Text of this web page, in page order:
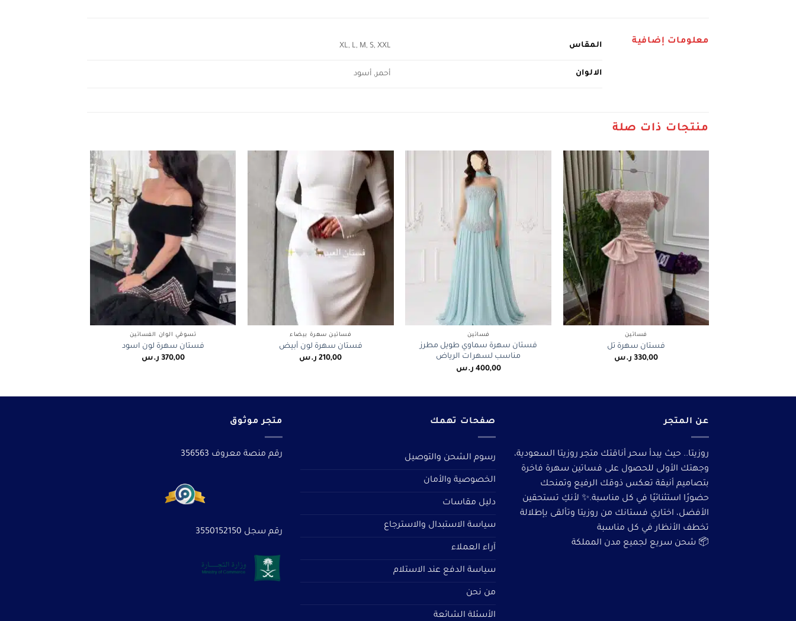
معلومات إضافية المقاس XL, L, M, S, XXL
الالوان أحمر, أسود
منتجات ذات صلة
+
فساتين
فستان سهرة تل
330,00 ر.س
فساتين
فستان سهرة سماوي طويل مطرز
مناسب لسهرات الرياض
400,00 ر.س
فساتين سهرة بيضاء
فستان سهرة لون أبيض
210,00 ر.س
تسوقي الوان الفساتين
فستان سهرة لون اسود
370,00 ر.س
عن المتجر
روزيتا.. حيث يبدأ سحر أناقتك متجر روزيتا السعودية،
وجهتك الأولى للحصول على فساتين سهرة فاخرة
بتصاميم أنيقة تعكس ذوقك الرفيع وتمنحك
حضورًا استثنائيًا في كل مناسبة.✨ لأنكِ تستحقين
الأفضل، اختاري فستانك من روزيتا وتألقى بإطلالة
تخطف الأنظار في كل مناسبة
📦 شحن سريع لجميع مدن المملكة
صفحات تهمك
رسوم الشحن والتوصيل
الخصوصية والأمان
دليل مقاسات
سياسة الاستبدال والاسترجاع
آراء العملاء
سياسة الدفع عند الاستلام
من نحن
الأسئلة الشائعة
متجر موثوق
رقم منصة معروف 356563
رقم سجل 3550152150